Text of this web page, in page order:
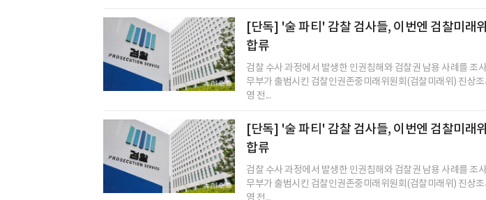
[단독] '술 파티' 감찰 검사들, 이번엔 검찰미래
합류
검찰 수사 과정에서 발생한 인권침해와 검찰권 남용 사례를 조
무부가 출범시킨 검찰인권존중미래위원회(검찰미래위) 진상
영 전...
[단독] '술 파티' 감찰 검사들, 이번엔 검찰미래
합류
검찰 수사 과정에서 발생한 인권침해와 검찰권 남용 사례를 조
무부가 출범시킨 검찰인권존중미래위원회(검찰미래위) 진상
영 전...